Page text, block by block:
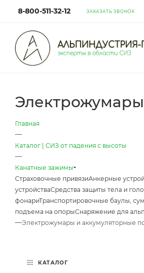
8-800-511-32-12 ЗАКАЗАТЬ ЗВОНОК
Главная
—
Каталог | СИЗ от падения с высоты
—
Канатные зажимы
Страховочные привязиАнкерные
устройстваСредства защиты тела и
фонариТранспортировочные баулы,
подъема на опорыСнаряжение для
—Электрожумары и аккумуляторные
КАТАЛОГ